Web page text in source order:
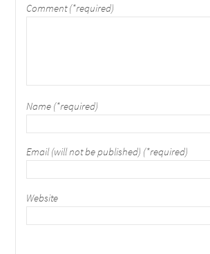
Comment (*required)
Name (*required)
Email (will not be published) (*required)
Website